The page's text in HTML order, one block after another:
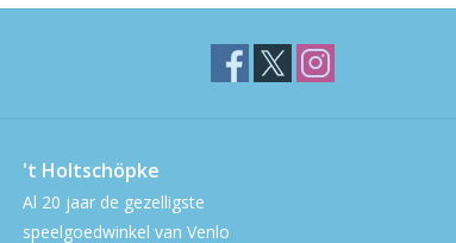
't Holtschöpke
Al 20 jaar de gezelligste
speelgoedwinkel van Venlo